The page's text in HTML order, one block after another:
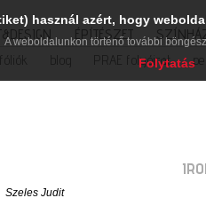
ÉPÍTÉSZET
PRAE folyóirat
Szeles Judit
használ azért, hogy
A weboldalunkon történő további
Folytatás